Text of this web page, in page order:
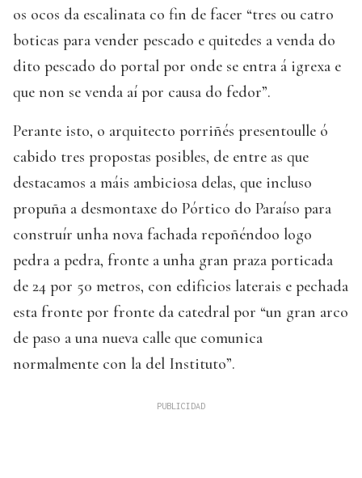
os ocos da escalinata co fin de facer “tres ou catro
boticas para vender pescado e quitedes a venda do
dito pescado do portal por onde se entra á igrexa e
que non se venda aí por causa do fedor”.
Perante isto, o arquitecto porriñés presentoulle ó
cabido tres propostas posibles, de entre as que
destacamos a máis ambiciosa delas, que incluso
propuña a desmontaxe do Pórtico do Paraíso para
construír unha nova fachada repoñéndoo logo
pedra a pedra, fronte a unha gran praza porticada
de 24 por 50 metros, con edificios laterais e pechada
esta fronte por fronte da catedral por “un gran arco
de paso a una nueva calle que comunica
normalmente con la del Instituto”.